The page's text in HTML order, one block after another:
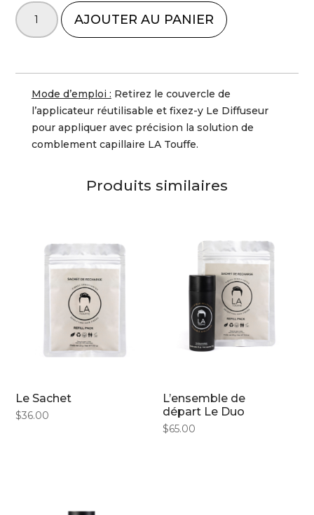
QUANTITÉ
DE
LE
AJOUTER AU PANIER
Mode d’emploi : Retirez le couvercle de
l’applicateur réutilisable et fixez-y Le Diffuseur
pour appliquer avec précision la solution de
comblement capillaire LA Touffe.
Produits similaires
Le Sachet
$36.00
L’ensemble de
départ Le Duo
$65.00